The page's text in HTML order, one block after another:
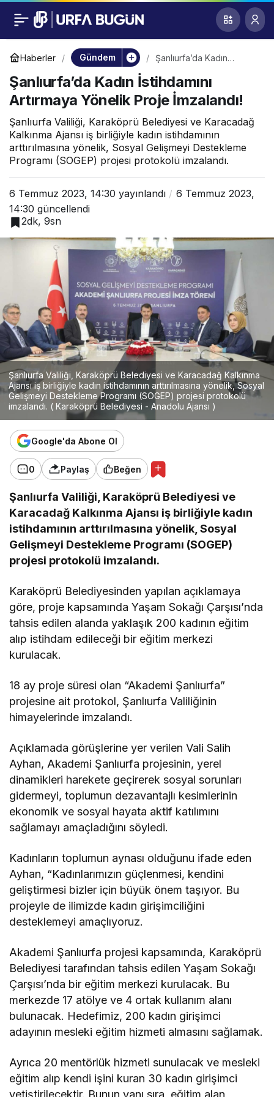
Haberler Gündem
Şanlıurfa’da Kadın
Yönelik Proje İmzalandı!
Şanlıurfa’da Kadın İstihdamını
Artırmaya Yönelik Proje İmzalandı!
Şanlıurfa Valiliği, Karaköprü Belediyesi ve Karacadağ
Kalkınma Ajansı iş birliğiyle kadın istihdamının
arttırılmasına yönelik, Sosyal Gelişmeyi Destekleme
Programı (SOGEP) projesi protokolü imzalandı.
6 Temmuz 2023, 14:30 yayınlandı
6 Temmuz 2023,
14:30 güncellendi
2dk, 9sn
Şanlıurfa Valiliği, Karaköprü Belediyesi ve Karacadağ Kalkınma
Ajansı iş birliğiyle kadın istihdamının arttırılmasına yönelik, Sosyal
Gelişmeyi Destekleme Programı (SOGEP) projesi protokolü
imzalandı. ( Karaköprü Belediyesi - Anadolu Ajansı )
Google'da Abone Ol
0 Paylaş Beğen
Şanlıurfa Valiliği, Karaköprü Belediyesi ve
Karacadağ Kalkınma Ajansı iş birliğiyle kadın
istihdamının arttırılmasına yönelik, Sosyal
Gelişmeyi Destekleme Programı (SOGEP)
projesi protokolü imzalandı.
Karaköprü Belediyesinden yapılan açıklamaya
göre, proje kapsamında Yaşam Sokağı Çarşısı’nda
tahsis edilen alanda yaklaşık 200 kadının eğitim
alıp istihdam edileceği bir eğitim merkezi
kurulacak.
18 ay proje süresi olan “Akademi Şanlıurfa”
projesine ait protokol, Şanlıurfa Valiliğinin
himayelerinde imzalandı.
Açıklamada görüşlerine yer verilen Vali Salih
Ayhan, Akademi Şanlıurfa projesinin, yerel
dinamikleri harekete geçirerek sosyal sorunları
gidermeyi, toplumun dezavantajlı kesimlerinin
ekonomik ve sosyal hayata aktif katılımını
sağlamayı amaçladığını söyledi.
Kadınların toplumun aynası olduğunu ifade eden
Ayhan, “Kadınlarımızın güçlenmesi, kendini
geliştirmesi bizler için büyük önem taşıyor. Bu
projeyle de ilimizde kadın girişimciliğini
desteklemeyi amaçlıyoruz.
Akademi Şanlıurfa projesi kapsamında, Karaköprü
Belediyesi tarafından tahsis edilen Yaşam Sokağı
Çarşısı’nda bir eğitim merkezi kurulacak. Bu
merkezde 17 atölye ve 4 ortak kullanım alanı
bulunacak. Hedefimiz, 200 kadın girişimci
adayının mesleki eğitim hizmeti almasını sağlamak.
Ayrıca 20 mentörlük hizmeti sunulacak ve mesleki
eğitim alıp kendi işini kuran 30 kadın girişimci
yetiştirilecektir. Bunun yanı sıra, eğitim alan
Şanlıurfa’da Kadın
İstihdamını Artırmaya
Yönelik Proje
İmzalandı!
0